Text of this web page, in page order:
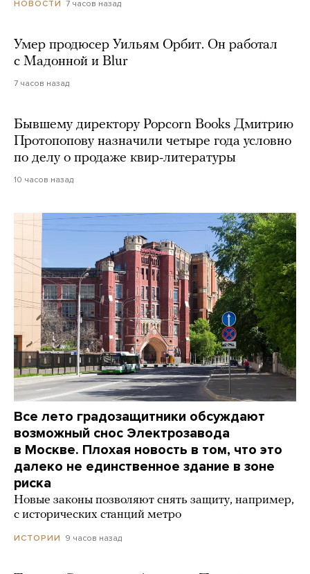
НОВОСТИ 7 часов назад
Умер продюсер Уильям Орбит. Он работал
с Мадонной и Blur
7 часов назад
Бывшему директору Popcorn Books Дмитрию
Протопопову назначили четыре года условно
по делу о продаже квир-литературы
10 часов назад
Все лето градозащитники обсуждают
возможный снос Электрозавода
в Москве. Плохая новость в том, что это
далеко не единственное здание в зоне
риска
Новые законы позволяют снять защиту, например,
с исторических станций метро
ИСТОРИИ 9 часов назад